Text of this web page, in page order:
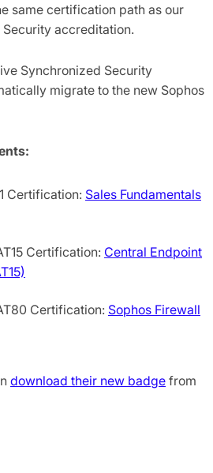
same certification path as our
accreditation.
Synchronized Security
migrate to the new Sophos
Certification: Sales Fundamentals
Certification: Central Endpoint
Certification: Sophos Firewall
download their new badge from